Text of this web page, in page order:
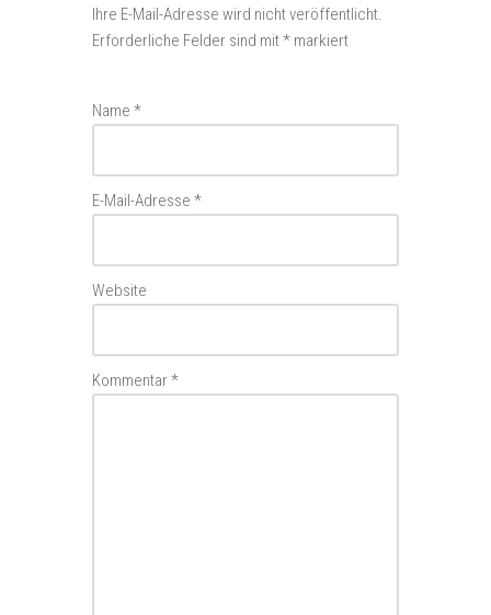
Ihre E-Mail-Adresse wird nicht veröffentlicht.
Erforderliche Felder sind mit* markiert
Name *
E-Mail-Adresse *
Website
Kommentar *